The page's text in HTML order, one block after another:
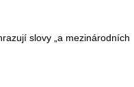
slovy „a mezinárodních